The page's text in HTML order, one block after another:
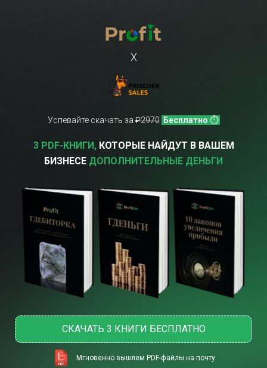
X
Успевайте скачать за₽2970 Бесплатно ⏱
3 PDF-КНИГИ,КОТОРЫЕ НАЙДУТ В ВАШЕМ
БИЗНЕСЕ ДОПОЛНИТЕЛЬНЫЕ ДЕНЬГИ
СКАЧАТЬ 3 КНИГИ БЕСПЛАТНО
Мгновенно вышлем PDF-файлы на почту